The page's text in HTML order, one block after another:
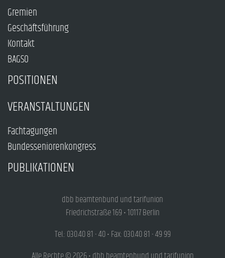
Gremien
Geschäftsführung
Kontakt
BAGSO
POSITIONEN
VERANSTALTUNGEN
Fachtagungen
Bundesseniorenkongress
PUBLIKATIONEN
dbb beamtenbund und tarifunion
Friedrichstraße 169 • 10117 Berlin
Tel.: 030.40 81 - 40 • Fax: 030.40 81 - 49 99